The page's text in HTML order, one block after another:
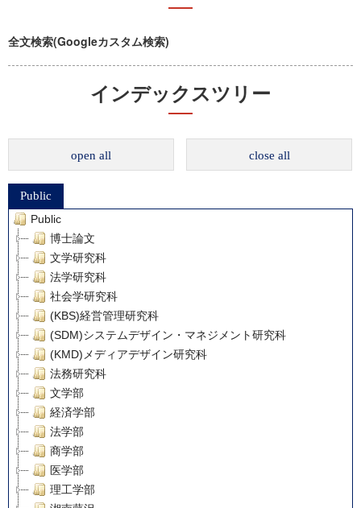
全文検索(Googleカスタム検索)
インデックスツリー
open all close all
Public
Public
博士論文
文学研究科
法学研究科
社会学研究科
(KBS)経営管理研究科
(SDM)システムデザイン・マネジメント研究科
(KMD)メディアデザイン研究科
法務研究科
文学部
経済学部
法学部
商学部
医学部
理工学部